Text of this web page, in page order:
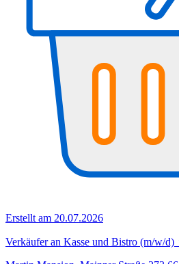
Erstellt am 20.07.2026
Verkäufer an Kasse und Bistro (m/w/d)